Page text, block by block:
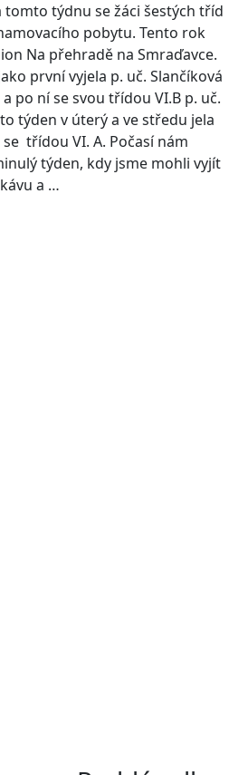
tomto týdnu se žáci šestých tříd
pobytu. Tento rok
Na přehradě na Smraďavce.
první vyjela p. uč. Slančíková
po ní se svou třídou VI.B p. uč.
týden v úterý a ve středu jela
třídou VI. A. Počasí nám
týden, kdy jsme mohli vyjít
a …